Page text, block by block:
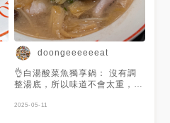
doongeeeeeeat
👌白湯酸菜魚獨享鍋： 沒有調
整湯底，所以味道不會太重，也
覺得不夠味可以加，蠻辣ㄉ 下
2025-05-11